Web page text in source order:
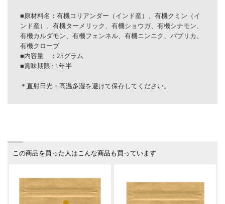
■原材料名：有機コリアンダー（インド産）、有機クミン（イ
ンド産）、有機ターメリック、有機ショウガ、有機シナモン、
有機カルダモン、有機フェンネル、有機ニンニク、パプリカ、
有機クローブ
■内容量 ：25グラム
■賞味期限 : 1年半
＊直射日光・高温多湿を避けて保存してください。
この商品を買った人はこんな商品も買っています